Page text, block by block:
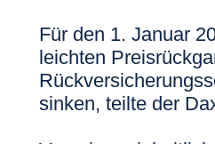
Für den 1. Januar
leichten
sinken, teilte der